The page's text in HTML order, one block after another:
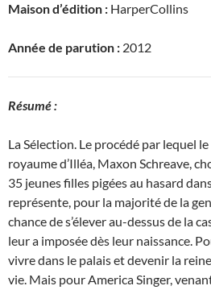
Maison d’édition : HarperCollins
Année de parution : 2012
Résumé :
La Sélection. Le procédé par lequel
royaume d’Illéa, Maxon Schreave,
35 jeunes filles pigées au hasard
représente, pour la majorité de la
chance de s’élever au-dessus de la
leur a imposée dès leur naissance.
vivre dans le palais et devenir la
vie. Mais pour America Singer,